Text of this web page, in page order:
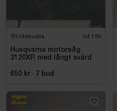
Uddevalla 3d 15h
Husqvarna motorsåg
3120XP, med långt svärd
650 kr · 7 bud
Ryobi